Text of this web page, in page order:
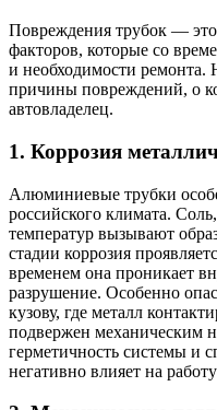
Повреждения трубок — это
факторов, которые со
и необходимости
причины повреждений, о
автовладелец.
1. Коррозия
Алюминиевые трубки
российского климата.
температур вызывают
стадии коррозия
временем она проникает
разрушение. Особенно
кузову, где металл
подвержен механическим
герметичность системы и
негативно влияет на